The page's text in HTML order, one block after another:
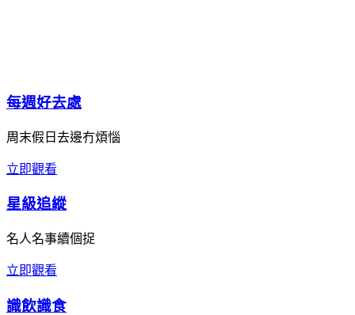
每週好去處
周末假日去邊冇煩惱
立即觀看
星級追縱
名人名事續個捉
立即觀看
識飲識食